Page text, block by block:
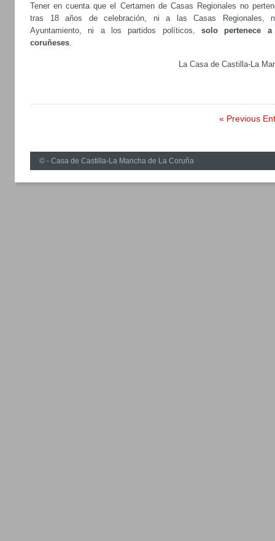
Tener en cuenta que el Certamen de Casas Regionales no
tras 18 años de celebración, ni a las Casas Regionales,
Ayuntamiento, ni a los partidos políticos, solo pertenece
coruñeses
La Casa de Castilla-La
« Previous
© - Casa de Castilla-La Mancha de La Coruña